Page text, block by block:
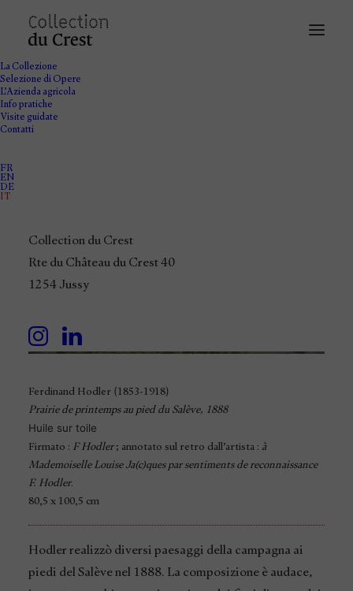
La Collezione
Selezione di Opere
L’Azienda agricola
Info pratiche
Visite guidate
Contatti
FR
EN
DE
IT
Collection du Crest
Rte du Château du Crest 40
1254 Jussy
Ferdinand Hodler (1853-1918)
Prairie de printemps au pied du Salève, 1888
Huile sur toile
Firmato : F Hodler; annotato sul retro dall’artista : à
Mademoiselle Louise Ja(c)ques par sentiments de reconnaissance
F. Hodler.
80,5 x 100,5 cm
Hodler realizzò diversi paesaggi della campagna ai
piedi del Salève nel 1888. La composizione è audace,